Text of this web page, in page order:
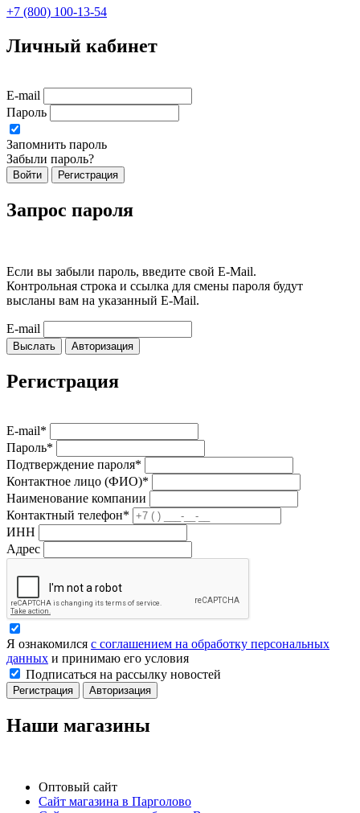
+7 (800) 100-13-54
Личный кабинет
E-mail
Пароль
Запомнить пароль
Забыли пароль?
Войти Регистрация
Запрос пароля
Если вы забыли пароль, введите свой E-Mail.
Контрольная строка и ссылка для смены пароля будут
высланы вам на указанный E-Mail.
E-mail
Выслать Авторизация
Регистрация
E-mail*
Пароль*
Подтверждение пароля*
Контактное лицо (ФИО)*
Наименование компании
Контактный телефон*
ИНН
Адрес
Я ознакомился с соглашением на обработку персональных
данных и принимаю его условия
Подписаться на рассылку новостей
Регистрация Авторизация
Наши магазины
Оптовый сайт
Сайт магазина в Парголово